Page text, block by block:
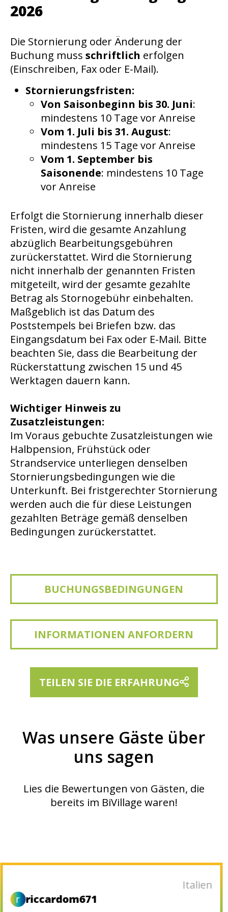
2026
Die Stornierung oder Änderung der
Buchung muss schriftlich erfolgen
(Einschreiben, Fax oder E-Mail).
Stornierungsfristen:
Von Saisonbeginn bis 30. Juni:
mindestens 10 Tage vor Anreise
Vom 1. Juli bis 31. August:
mindestens 15 Tage vor Anreise
Vom 1. September bis
Saisonende: mindestens 10 Tage
vor Anreise
Erfolgt die Stornierung innerhalb dieser
Fristen, wird die gesamte Anzahlung
abzüglich Bearbeitungsgebühren
zurückerstattet. Wird die Stornierung
nicht innerhalb der genannten Fristen
mitgeteilt, wird der gesamte gezahlte
Betrag als Stornogebühr einbehalten.
Maßgeblich ist das Datum des
Poststempels bei Briefen bzw. das
Eingangsdatum bei Fax oder E-Mail. Bitte
beachten Sie, dass die Bearbeitung der
Rückerstattung zwischen 15 und 45
Werktagen dauern kann.
Wichtiger Hinweis zu
Zusatzleistungen:
Im Voraus gebuchte Zusatzleistungen wie
Halbpension, Frühstück oder
Strandservice unterliegen denselben
Stornierungsbedingungen wie die
Unterkunft. Bei fristgerechter Stornierung
werden auch die für diese Leistungen
gezahlten Beträge gemäß denselben
Bedingungen zurückerstattet.
BUCHUNGSBEDINGUNGEN
INFORMATIONEN ANFORDERN
TEILEN SIE DIE ERFAHRUNG
Was unsere Gäste über
uns sagen
Lies die Bewertungen von Gästen, die
bereits im BiVillage waren!
Stati Uniti
MSMarco S.